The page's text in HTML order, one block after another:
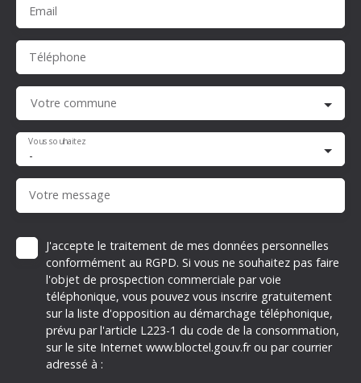
Email
Téléphone
Votre commune
-
Vous souhaitez
Votre message
J'accepte le traitement de mes données personnelles
conformément au RGPD. Si vous ne souhaitez pas faire
l'objet de prospection commerciale par voie
téléphonique, vous pouvez vous inscrire gratuitement
sur la liste d'opposition au démarchage téléphonique,
prévu par l'article L223-1 du code de la consommation,
sur le site Internet www.bloctel.gouv.fr ou par courrier
adressé à :